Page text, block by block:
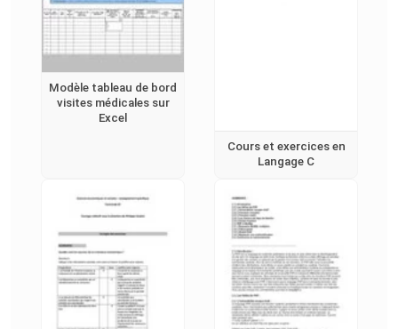
Modèle tableau de bord
visites médicales sur
Excel
Cours et exercices en
Langage C